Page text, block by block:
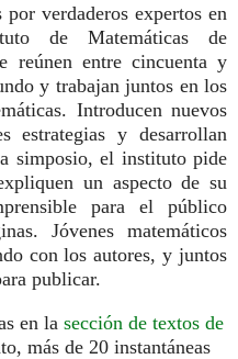
por verdaderos expertos en
de Matemáticas de
reúnen entre cincuenta y
y trabajan juntos en los
Introducen nuevos
estrategias y desarrollan
simposio, el instituto pide
un aspecto de su
para el público
Jóvenes matemáticos
con los autores, y juntos
publicar.
en la sección de textos de
más de 20 instantáneas